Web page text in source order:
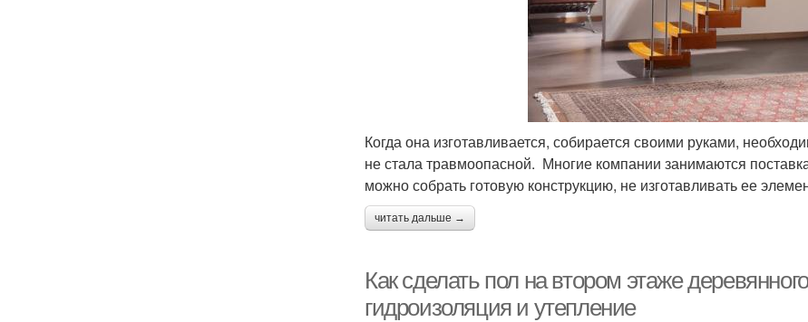
Когда она изготавливается, собирается своими руками,
не стала травмоопасной. Многие компании занимаются
можно собрать готовую конструкцию, не изготавливать ее
читать дальше →
Как сделать пол на втором этаже
гидроизоляция и утепление